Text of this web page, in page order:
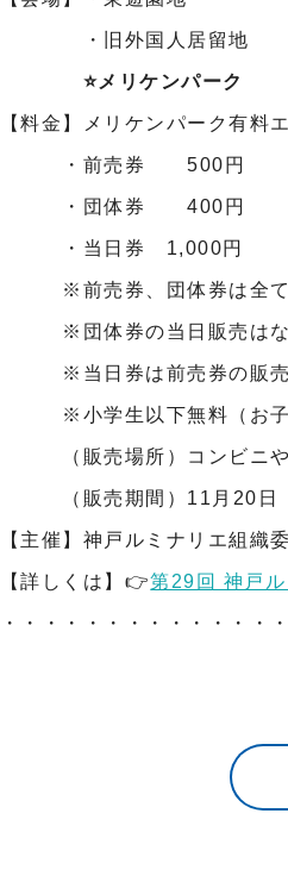
・旧外国人居留地
⭐メリケンパーク
【料金】メリケンパーク有料
・前売券 500円
・団体券 400円
・当日券 1,000円
※前売券、団体券は全て
※団体券の当日販売はな
※当日券は前売券の販売状
※小学生以下無料（お子様
（販売場所）コンビニや
（販売期間）11月20日（
【主催】神戸ルミナリエ組織
【詳しくは】👉第29回 神戸
・・・・・・・・・・・・・